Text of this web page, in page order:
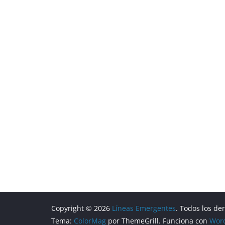
Copyright © 2026 Líneas Emergentes. Todos los
Tema: ColorMag por ThemeGrill. Funciona con